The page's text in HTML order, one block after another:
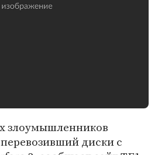
злоумышленников
диски с